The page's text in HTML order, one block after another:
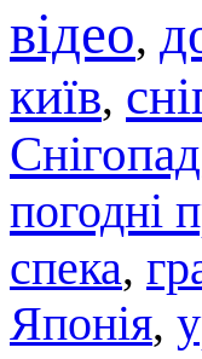
відео,
київ,
Снігопад
погодні
спека,
Японія,